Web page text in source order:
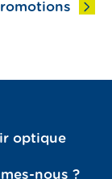
optique
nous ?